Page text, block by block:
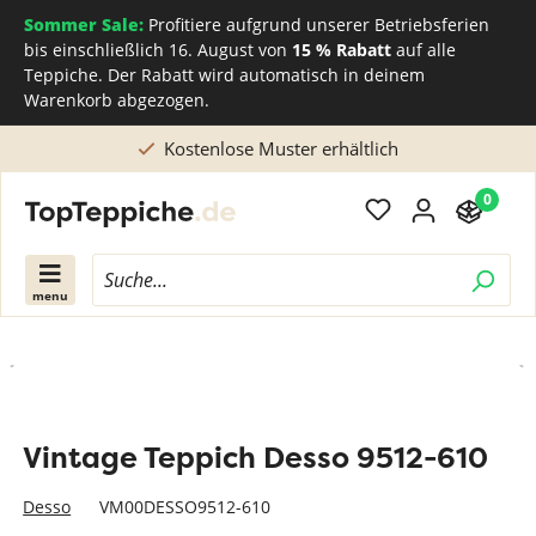
Sommer Sale: Profitiere aufgrund unserer Betriebsferien
bis einschließlich 16. August von 15 % Rabatt auf alle
Teppiche. Der Rabatt wird automatisch in deinem
Warenkorb abgezogen.
Kostenlose Muster erhältlich
menu
0
Vintage Teppich Desso 9512-610
Desso VM00DESSO9512-610